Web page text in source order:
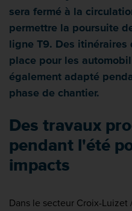
sera fermé à la
permettre la poursuite
ligne T9. Des
place pour les
également adapté
phase de chantier.
Des travaux
pendant l'été
impacts
Dans le secteur Croix-